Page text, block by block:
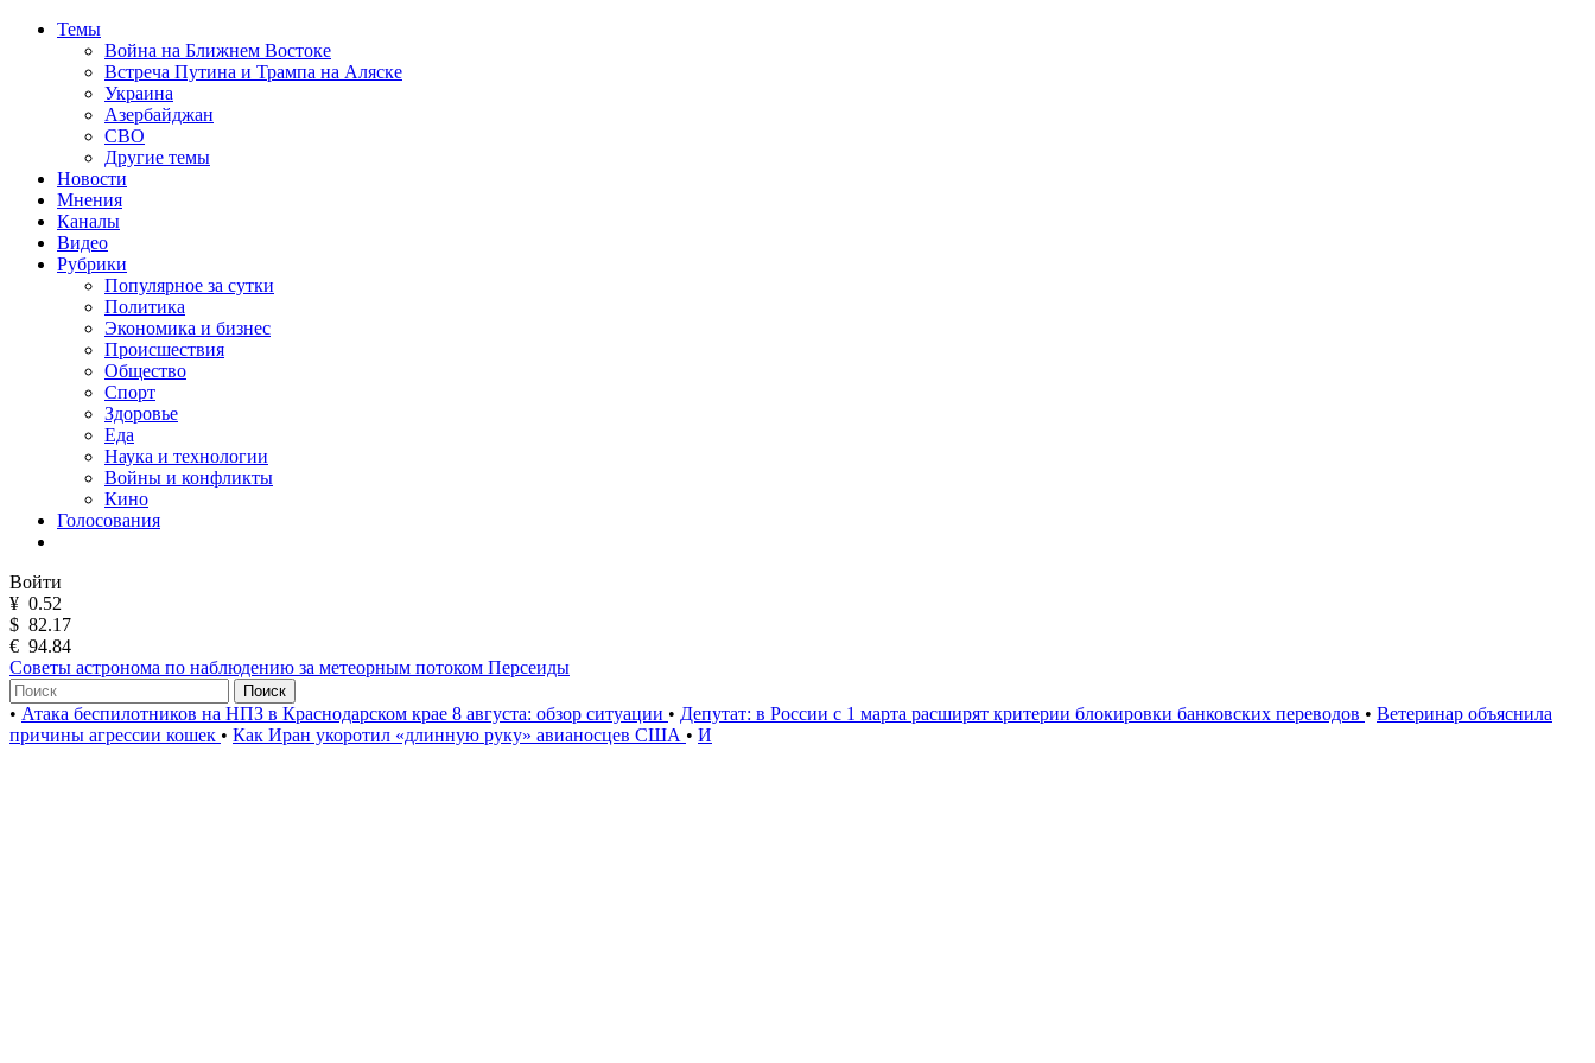
Темы
Война на Ближнем Востоке
Встреча Путина и Трампа на Аляске
Украина
Азербайджан
СВО
Другие темы
Новости
Мнения
Каналы
Видео
Рубрики
Популярное за сутки
Политика
Экономика и бизнес
Происшествия
Общество
Спорт
Здоровье
Еда
Наука и технологии
Войны и конфликты
Кино
Голосования
Войти
¥ 0.52
$ 82.17
€ 94.84
Советы астронома по наблюдению за метеорным потоком Персеиды
Поиск
• Атака беспилотников на НПЗ в Краснодарском крае 8 августа: обзор ситуации • Депутат: в России с 1 марта расширят критерии блокировки банковских переводов • Ветеринар объяснила
причины агрессии кошек • Как Иран укоротил «длинную руку» авианосцев США • И